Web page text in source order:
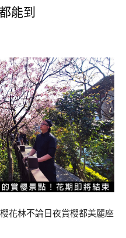
能到
花林不論日夜賞櫻都美麗座